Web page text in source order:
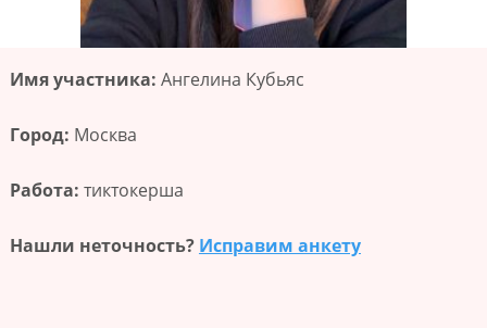
Имя участника: Ангелина Кубьяс
Город: Москва
Работа: тиктокерша
Нашли неточность? Исправим анкету